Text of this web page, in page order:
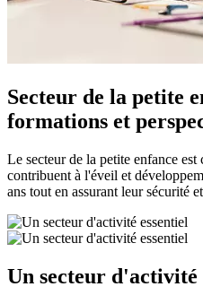
Secteur de la petite
formations et
Le secteur de la petite enfance
contribuent à l'éveil et
ans tout en assurant leur sécurité
Un secteur d'activité